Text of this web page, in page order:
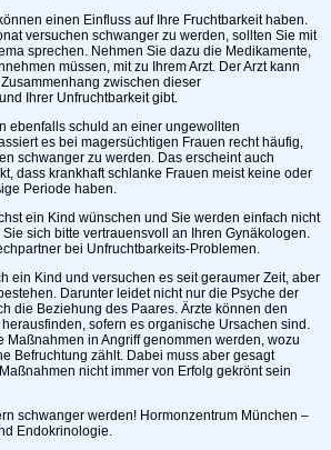
einen Einfluss auf Ihre Fruchtbarkeit haben.
versuchen schwanger zu werden, sollten Sie mit
sprechen. Nehmen Sie dazu die Medikamente,
müssen, mit zu Ihrem Arzt. Der Arzt kann
zwischen dieser
Ihrer Unfruchtbarkeit gibt.
ebenfalls schuld an einer ungewollten
es bei magersüchtigen Frauen recht häufig,
schwanger zu werden. Das erscheint auch
dass krankhaft schlanke Frauen meist keine oder
Periode haben.
ein Kind wünschen und Sie werden einfach nicht
sich bitte vertrauensvoll an Ihren Gynäkologen.
bei Unfruchtbarkeits-Problemen.
ein Kind und versuchen es seit geraumer Zeit, aber
Darunter leidet nicht nur die Psyche der
die Beziehung des Paares. Ärzte können den
sofern es organische Ursachen sind.
Maßnahmen in Angriff genommen werden, wozu
Befruchtung zählt. Dabei muss aber gesagt
nicht immer von Erfolg gekrönt sein
schwanger werden! Hormonzentrum München –
Endokrinologie.